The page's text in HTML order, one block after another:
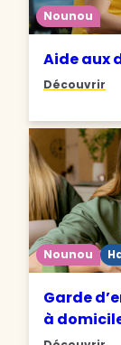
Nounou
Aide aux
Découvrir
Nounou
Garde
à